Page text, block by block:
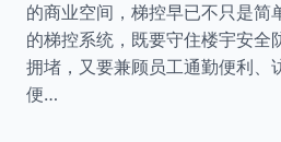
的商业空间，梯控早已不只是简
的梯控系统，既要守住楼宇安全
拥堵，又要兼顾员工通勤便利、
便…